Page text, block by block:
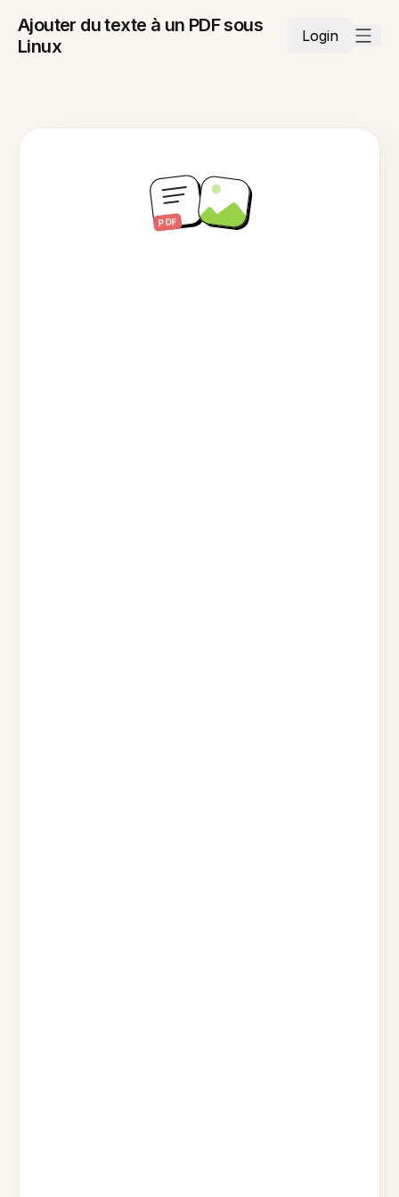
Ajouter du texte à un PDF sous
Linux
Login